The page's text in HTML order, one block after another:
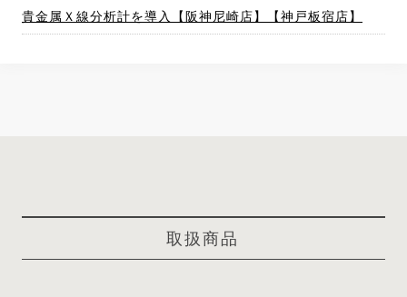
貴金属Ｘ線分析計を導入【阪神尼崎店】【神戸板宿店】
取扱商品